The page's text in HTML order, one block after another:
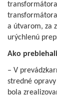
a útvarom, za
urýchlenú
Ako
– V
stredné
bola